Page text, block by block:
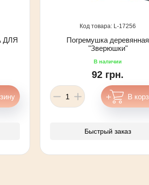
ДЛЯ
17256
Погремушка деревянная
"Зверюшки"
92 грн.
Быстрый заказ